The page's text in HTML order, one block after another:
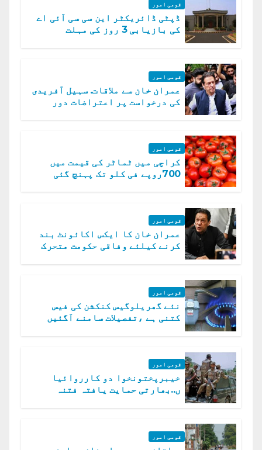
قومی امور
ڈپٹی ڈائریکٹر این سی سی آئی اے
کی بازیابی 3 روز کی مہلت
قومی امور
عمران خان سے ملاقات. سہیل آفریدی
کی درخواست پر اعتراضات دور
قومی امور
کراچی میں ٹماٹر کی قیمت میں
700روپے فی کلو تک پہنچ گئی
قومی امور
عمران خان کا ایکس اکائونٹ بند
کرنے کیلئے وفاقی حکومت متحرک
قومی امور
نئے گھریلوگیس کنکشن کی فیس
کتنی ہے ،تفصیلات سامنے آگئیں
قومی امور
خیبرپختونخوا دو کارروائیا
ں..بھارتی حمایت یافتہ فتنہ
قومی امور